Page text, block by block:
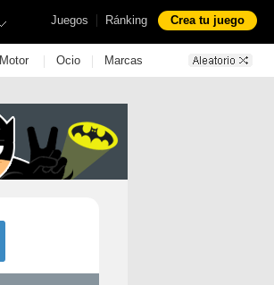
Juegos | Ránking Crea tu juego
Motor | Ocio | Marcas